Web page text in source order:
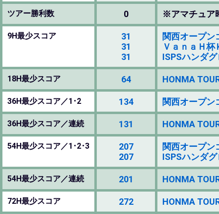
ツアー勝利数 0 ※アマチュア
9H最少スコア
31
31
31
関西オープ
ＶａｎａＨ
ISPSハンダ
18H最少スコア 64 HONMA
36H最少スコア／1･2 134 関西オープ
36H最少スコア／連続 131 HONMA
54H最少スコア／1･2･3
207
207
関西オープ
ISPSハンダ
54H最少スコア／連続 201 HONMA
72H最少スコア 272 HONMA